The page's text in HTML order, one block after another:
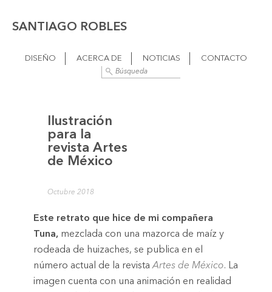
SANTIAGO ROBLES
DISEÑO ACERCA DE NOTICIAS CONTACTO
Ilustración
para la
revista Artes
de México
Octubre 2018
Este retrato que hice de mi compañera
Tuna, mezclada con una mazorca de maíz y
rodeada de huizaches, se publica en el
número actual de la revistaArtes de México. La
imagen cuenta con una animación en realidad